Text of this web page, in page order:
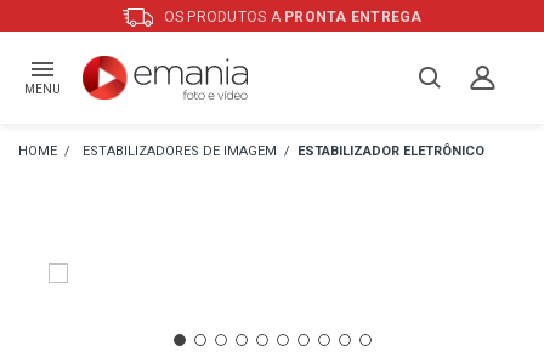
OS PRODUTOS A PRONTA ENTREGA
MENU
ESTABILIZADORES DE IMAGEM ESTABILIZADOR ELETRÔNICO